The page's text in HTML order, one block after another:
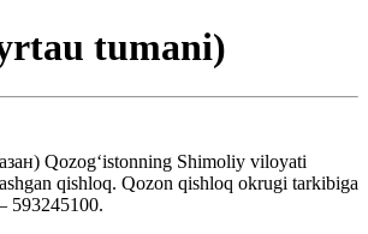
tumani)
Qozogʻistonning Shimoliy viloyati
qishloq. Qozon qishloq okrugi tarkibiga